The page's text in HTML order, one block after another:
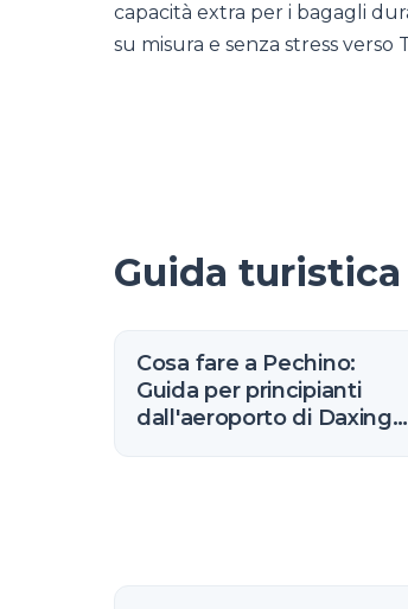
capacità extra per i bagagli
su misura e senza stress verso
Guida turistica
Cosa fare a Pechino:
Guida per principianti
dall'aeroporto di Daxing